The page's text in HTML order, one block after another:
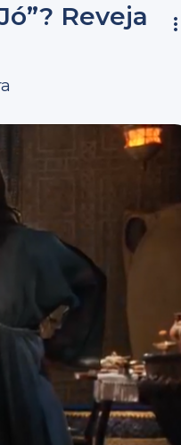
Reveja